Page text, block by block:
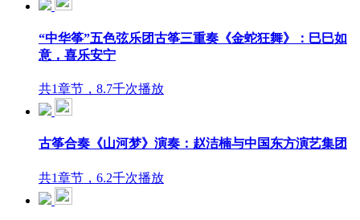
“中华筝”五色弦乐团古筝三重奏《金蛇狂舞》：巳巳如
意，喜乐安宁
共1章节，8.7千次播放
古筝合奏《山河梦》演奏：赵洁楠与中国东方演艺集团
共1章节，6.2千次播放